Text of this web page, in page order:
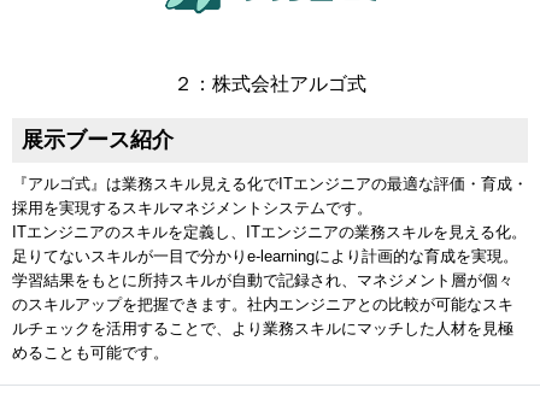
２：株式会社アルゴ式
展示ブース紹介
『アルゴ式』は業務スキル見える化でITエンジニアの最適な評価・育成・
採用を実現するスキルマネジメントシステムです。
ITエンジニアのスキルを定義し、ITエンジニアの業務スキルを見える化。
足りてないスキルが一目で分かりe-learningにより計画的な育成を実現。
学習結果をもとに所持スキルが自動で記録され、マネジメント層が個々
のスキルアップを把握できます。社内エンジニアとの比較が可能なスキ
ルチェックを活用することで、より業務スキルにマッチした人材を見極
めることも可能です。